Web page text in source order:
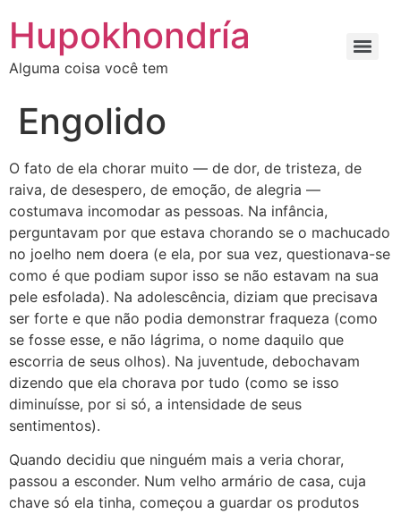
para
conteúdo
Hupokhondría
Alguma coisa você tem
Engolido
O fato de ela chorar muito — de dor, de tristeza, de
raiva, de desespero, de emoção, de alegria —
costumava incomodar as pessoas. Na infância,
perguntavam por que estava chorando se o machucado
no joelho nem doera (e ela, por sua vez, questionava-se
como é que podiam supor isso se não estavam na sua
pele esfolada). Na adolescência, diziam que precisava
ser forte e que não podia demonstrar fraqueza (como
se fosse esse, e não lágrima, o nome daquilo que
escorria de seus olhos). Na juventude, debochavam
dizendo que ela chorava por tudo (como se isso
diminuísse, por si só, a intensidade de seus
sentimentos).
Quando decidiu que ninguém mais a veria chorar,
passou a esconder. Num velho armário de casa, cuja
chave só ela tinha, começou a guardar os produtos